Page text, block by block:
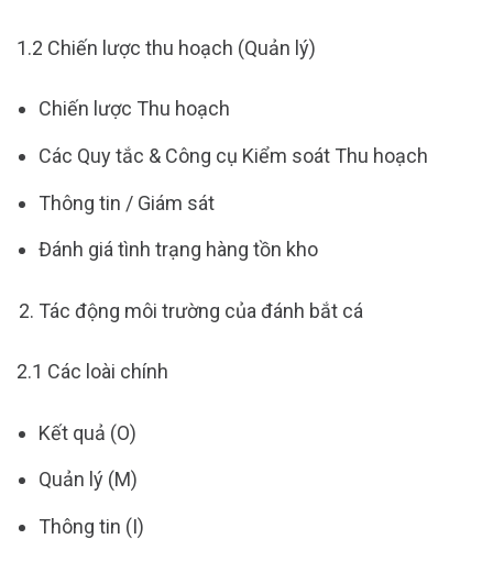
1.2 Chiến lược thu hoạch (Quản lý)
Chiến lược Thu hoạch
Các Quy tắc & Công cụ Kiểm soát Thu hoạch
Thông tin / Giám sát
Đánh giá tình trạng hàng tồn kho
Tác động môi trường của đánh bắt cá
2.1 Các loài chính
Kết quả (O)
Quản lý (M)
Thông tin (I)